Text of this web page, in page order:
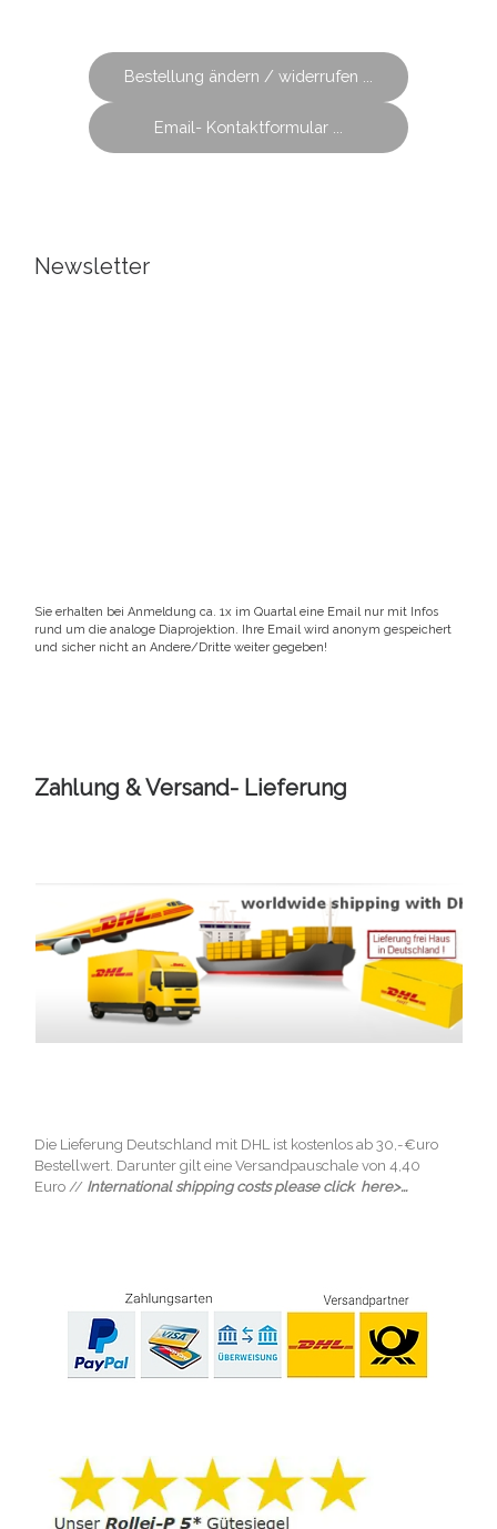
Bestellung ändern / widerrufen ...
Email- Kontaktformular ...
Newsletter
Sie erhalten bei Anmeldung ca. 1x im Quartal eine Email nur mit Infos
rund um die analoge Diaprojektion. Ihre Email wird anonym gespeichert
und sicher nicht an Andere/Dritte weiter gegeben!
Zahlung & Versand- Lieferung
Die Lieferung Deutschland mit DHL ist kostenlos ab 30,-€uro
Bestellwert. Darunter gilt eine Versandpauschale von 4,40
Euro // International shipping costs please click here>...